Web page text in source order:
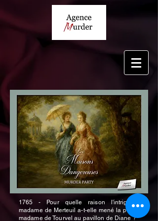
1765 - Pour quelle raison l'intrigante
madame de Merteuil a-t-elle mené la prude
madame de Tourvel au pavillon de Diane ?